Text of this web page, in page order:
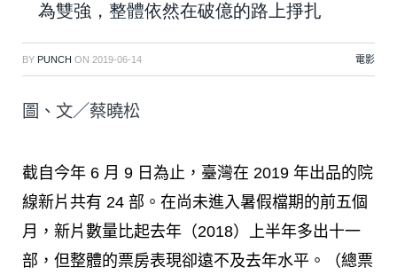
為雙強，整體依然在破億的路上掙扎
BY PUNCH ON 2019-06-14 電影
圖、文／蔡曉松
截自今年 6 月 9 日為止，臺灣在 2019 年出品的院
線新片共有 24 部。在尚未進入暑假檔期的前五個
月，新片數量比起去年（2018）上半年多出十一
部，但整體的票房表現卻遠不及去年水平。（總票